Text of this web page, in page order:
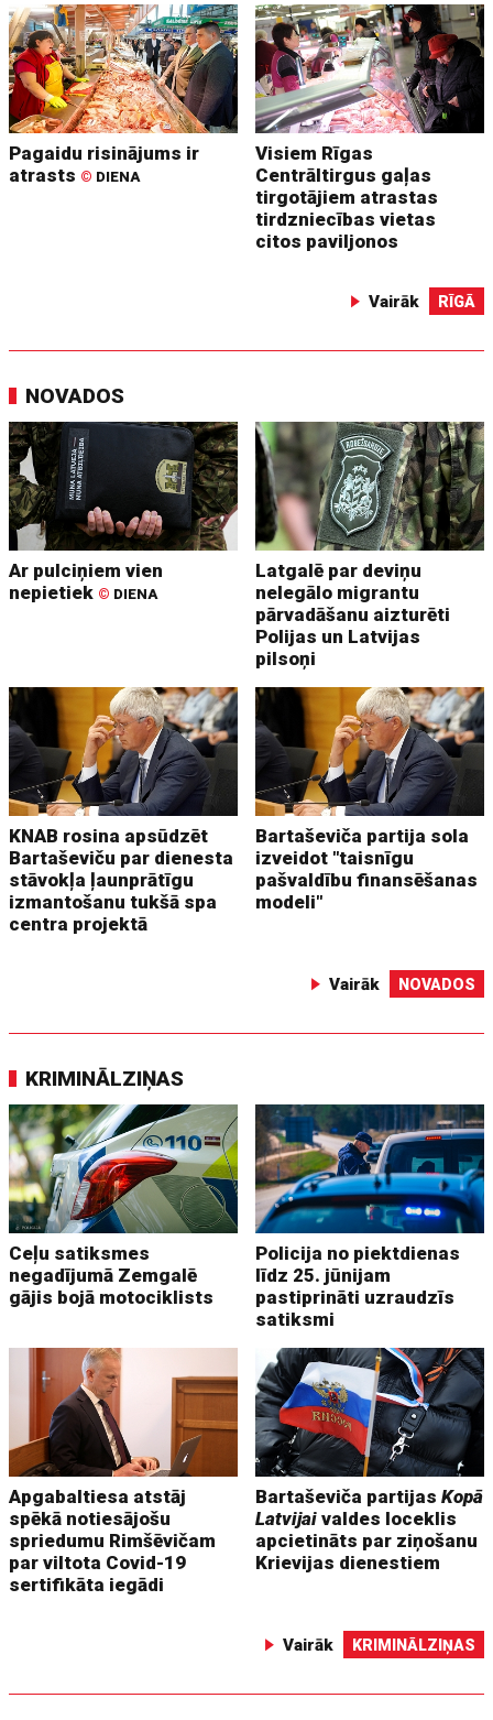
Pagaidu risinājums ir
atrasts © DIENA
Visiem Rīgas
Centrāltirgus gaļas
tirgotājiem atrastas
tirdzniecības vietas
citos paviljonos
Vairāk RĪGĀ
NOVADOS
Ar pulciņiem vien
nepietiek © DIENA
Latgalē par deviņu
nelegālo migrantu
pārvadāšanu aizturēti
Polijas un Latvijas
pilsoņi
KNAB rosina apsūdzēt
Bartaševiču par dienesta
stāvokļa ļaunprātīgu
izmantošanu tukšā spa
centra projektā
Bartaševiča partija sola
izveidot "taisnīgu
pašvaldību finansēšanas
modeli"
Vairāk NOVADOS
KRIMINĀLZIŅAS
Ceļu satiksmes
negadījumā Zemgalē
gājis bojā motociklists
Policija no piektdienas
līdz 25. jūnijam
pastiprināti uzraudzīs
satiksmi
Apgabaltiesa atstāj
spēkā notiesājošu
spriedumu Rimšēvičam
par viltota Covid-19
sertifikāta iegādi
Bartaševiča partijasKopā
Latvijai valdes loceklis
apcietināts par ziņošanu
Krievijas dienestiem
Vairāk KRIMINĀLZIŅAS